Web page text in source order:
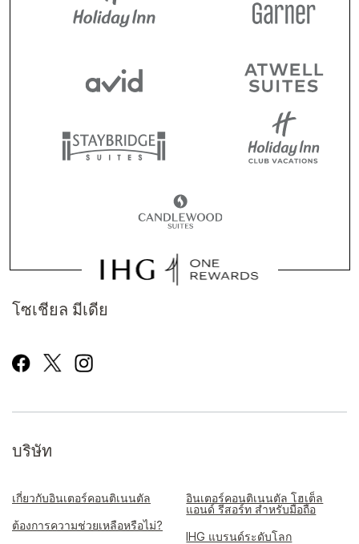
โซเชียล มีเดีย
บริษัท
เกี่ยวกับอินเตอร์คอนติเนนตัล
อินเตอร์คอนติเนนตัล โฮเต็ล
แอนด์ รีสอร์ท สำหรับมือถือ
ต้องการความช่วยเหลือหรือไม่?
IHG แบรนด์ระดับโลก